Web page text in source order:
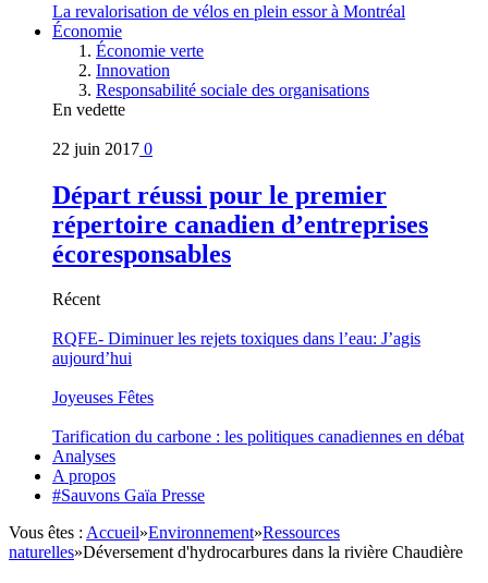
La revalorisation de vélos en plein essor à Montréal
Économie
Économie verte
Innovation
Responsabilité sociale des organisations
En vedette
22 juin 2017 0
Départ réussi pour le premier
répertoire canadien d’entreprises
écoresponsables
Récent
RQFE- Diminuer les rejets toxiques dans l’eau: J’agis
aujourd’hui
Joyeuses Fêtes
Tarification du carbone : les politiques canadiennes en débat
Analyses
A propos
#Sauvons Gaïa Presse
Vous êtes : Accueil»Environnement»Ressources
naturelles»Déversement d'hydrocarbures dans la rivière Chaudière